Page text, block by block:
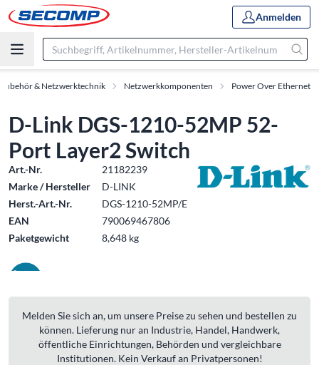
Anmelden
& Netzwerktechnik Netzwerkkomponenten Power Over Ethernet
D-Link DGS-1210-52MP 52-
Port Layer2 Switch
Art.-Nr.
21182239
Marke / Hersteller
D-LINK
Herst.-Art.-Nr.
DGS-1210-52MP/E
EAN
790069467806
Paketgewicht
8,648 kg
Melden Sie sich an, um unsere Preise zu sehen und bestellen zu
können. Lieferung nur an Industrie, Handel, Handwerk,
öffentliche Einrichtungen, Behörden und vergleichbare
Institutionen. Kein Verkauf an Privatpersonen!